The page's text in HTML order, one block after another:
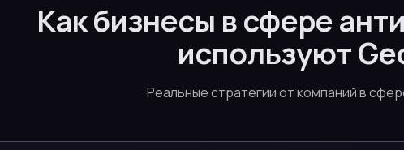
Как бизнесы в сфере
используют
Реальные стратегии от компаний в